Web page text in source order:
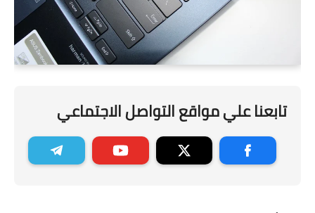
تابعنا علي مواقع التواصل الاجتماعي